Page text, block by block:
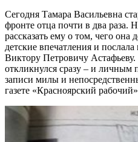
Сегодня Тамара Васильевна
фронте отца почти в два раза.
рассказать ему о том, чего она
детские впечатления и
Виктору Петровичу
откликнулся сразу – и личным
записи милы и
газете «Красноярский